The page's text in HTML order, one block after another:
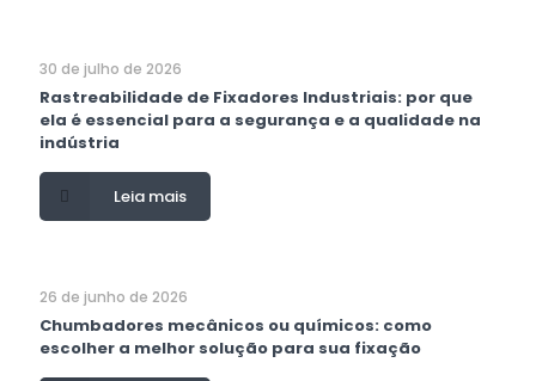
30 de julho de 2026
Rastreabilidade de Fixadores Industriais: por que
ela é essencial para a segurança e a qualidade na
indústria
Leia mais
26 de junho de 2026
Chumbadores mecânicos ou químicos: como
escolher a melhor solução para sua fixação